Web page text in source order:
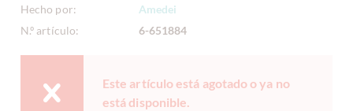
Hecho por:
Amedei
N.º artículo:
6-651884
Este artículo está agotado o ya no
está disponible.